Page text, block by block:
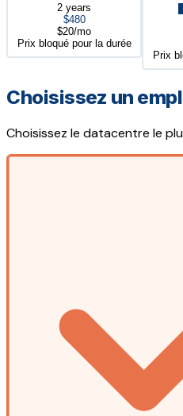
2 years
$480
$20/mo
Prix bloqué pour la durée
Prix
Choisissez un
Choisissez le datacentre le